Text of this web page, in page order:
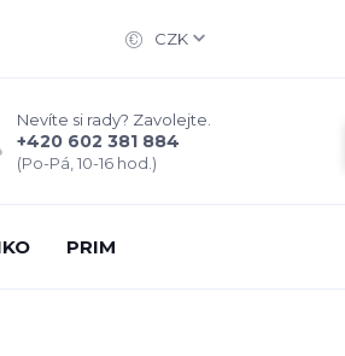
CZK
Nevíte si rady? Zavolejte.
+420 602 381 884
(Po-Pá, 10-16 hod.)
PRIM